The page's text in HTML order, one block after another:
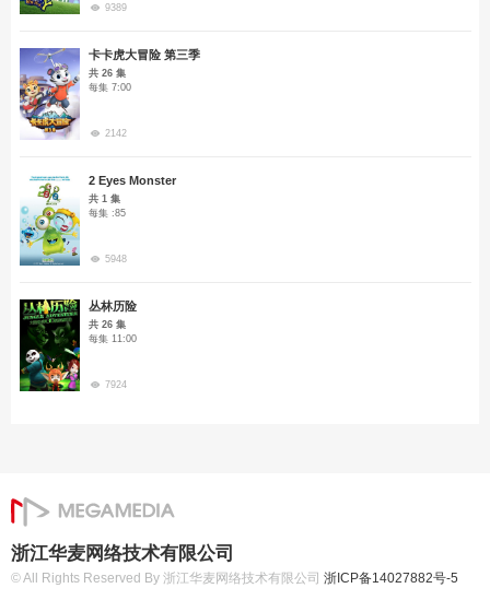
9389
卡卡虎大冒险 第三季
共 26 集
每集 7:00
2142
2 Eyes Monster
共 1 集
每集 :85
5948
丛林历险
共 26 集
每集 11:00
7924
浙江华麦网络技术有限公司
© All Rights Reserved By 浙江华麦网络技术有限公司 浙ICP备14027882号-5